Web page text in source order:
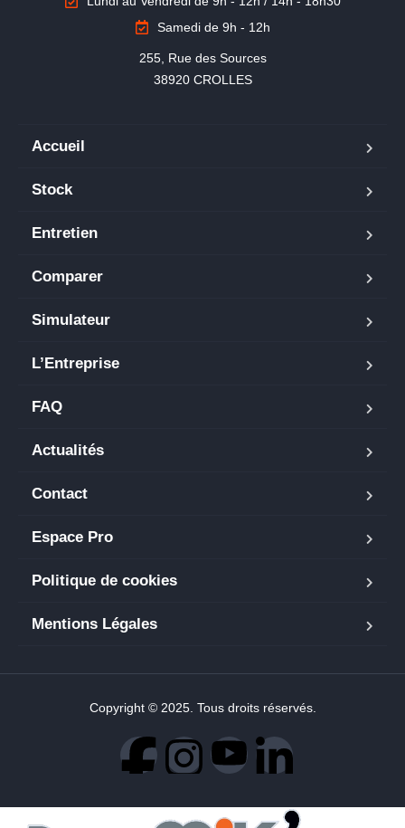
Samedi de 9h - 12h
255, Rue des Sources
38920 CROLLES
Accueil
Stock
Entretien
Comparer
Simulateur
L’Entreprise
FAQ
Actualités
Contact
Espace Pro
Politique de cookies
Mentions Légales
Copyright © 2025. Tous droits réservés.